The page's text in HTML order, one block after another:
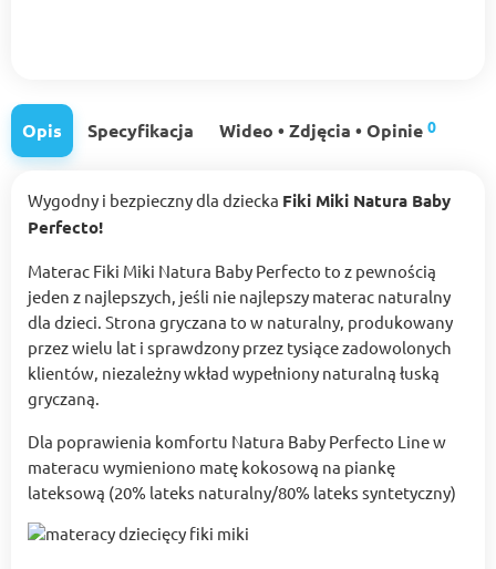
Opis Specyfikacja Wideo • Zdjęcia • Opinie 0
Wygodny i bezpieczny dla dziecka Fiki Miki Natura Baby
Perfecto!
Materac Fiki Miki Natura Baby Perfecto to z pewnością
jeden z najlepszych, jeśli nie najlepszy materac naturalny
dla dzieci. Strona gryczana to w naturalny, produkowany
przez wielu lat i sprawdzony przez tysiące zadowolonych
klientów, niezależny wkład wypełniony naturalną łuską
gryczaną.
Dla poprawienia komfortu Natura Baby Perfecto Line w
materacu wymieniono matę kokosową na piankę
lateksową (20% lateks naturalny/80% lateks syntetyczny)